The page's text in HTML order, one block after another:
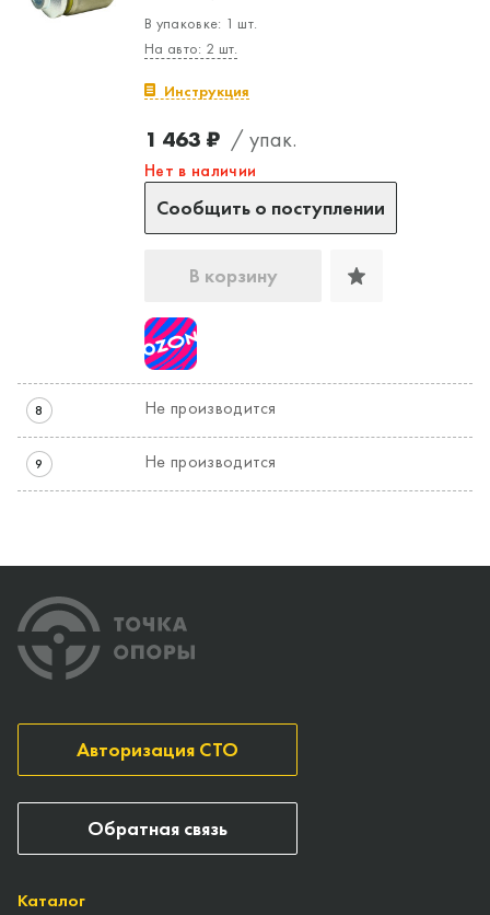
В упаковке: 1 шт.
На авто: 2 шт.
Инструкция
1 463 ₽ / упак.
Нет в наличии
Сообщить о поступлении
В корзину
8 Не производится
9 Не производится
Каталог
Авторизация СТО
Обратная связь